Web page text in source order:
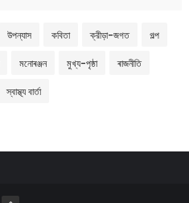
উপন্যাস কবিতা ক্রীড়া-জগত গল্প
মনোৰঞ্জন মুখ্য-পৃষ্ঠা ৰাজনীতি
স্বাস্থ্য বাৰ্তা